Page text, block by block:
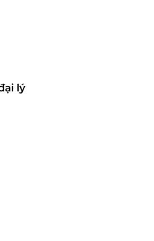
trình khám phá mà còn
lại và tận hưởng
lý